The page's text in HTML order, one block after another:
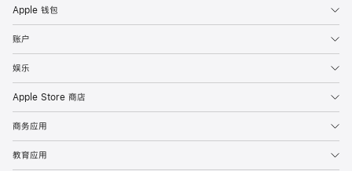
Apple 钱包
账户
娱乐
Apple Store 商店
商务应用
教育应用